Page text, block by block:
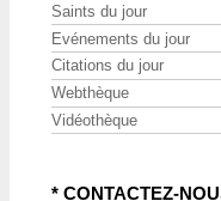
Saints du jour
Evénements du jour
Citations du jour
Webthèque
Vidéothèque
* CONTACTEZ-